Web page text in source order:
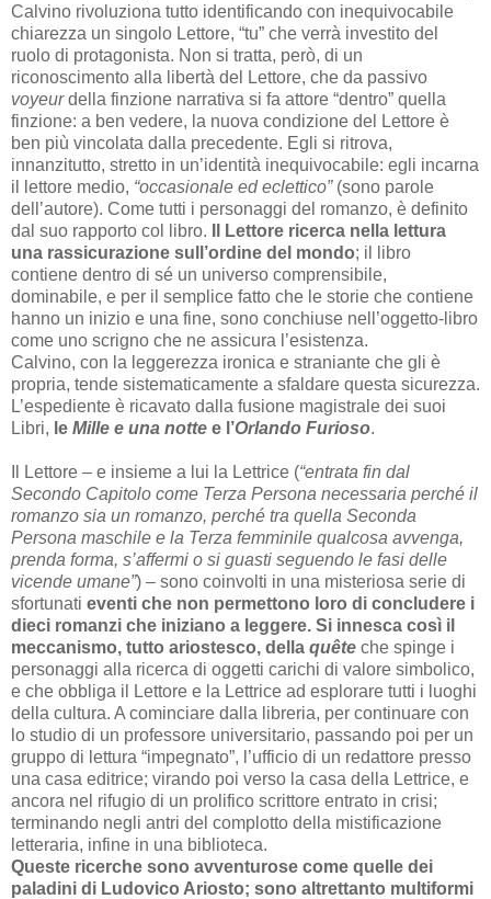
Calvino rivoluziona tutto identificando con inequivocabile
chiarezza un singolo Lettore, “tu” che verrà investito del
ruolo di protagonista. Non si tratta, però, di un
riconoscimento alla libertà del Lettore, che da passivo
voyeurdella finzione narrativa si fa attore “dentro” quella
finzione: a ben vedere, la nuova condizione del Lettore è
ben più vincolata dalla precedente. Egli si ritrova,
innanzitutto, stretto in un’identità inequivocabile: egli incarna
il lettore medio, “occasionale ed eclettico”(sono parole
dell’autore). Come tutti i personaggi del romanzo, è definito
dal suo rapporto col libro.
Il Lettore ricerca nella lettura
una rassicurazione sull’ordine del mondo; il libro
contiene dentro di sé un universo comprensibile,
dominabile, e per il semplice fatto che le storie che contiene
hanno un inizio e una fine, sono conchiuse nell’oggetto-libro
come uno scrigno che ne assicura l’esistenza.
Calvino, con la leggerezza ironica e straniante che gli è
propria, tende sistematicamente a sfaldare questa sicurezza.
L’espediente è ricavato dalla fusione magistrale dei suoi
Libri, le Mille e una notte e l’Orlando Furioso.
Il Lettore – e insieme a lui la Lettrice (“entrata fin dal
Secondo Capitolo come Terza Persona necessaria perché il
romanzo sia un ro­manzo, perché tra quella Seconda
Persona maschile e la Terza femminile qualcosa avvenga,
prenda forma, s’af­fermi o si guasti seguendo le fasi delle
vicende umane”) – sono coinvolti in una misteriosa serie di
sfortunati eventi che non permettono loro di concludere i
dieci romanzi che iniziano a leggere. Si innesca così il
meccanismo, tutto ariostesco, della quête che spinge i
personaggi alla ricerca di oggetti carichi di valore simbolico,
e che obbliga il Lettore e la Lettrice ad esplorare tutti i luoghi
della cultura. A cominciare dalla libreria, per continuare con
lo studio di un professore universitario, passando poi per un
gruppo di lettura “impegnato”, l’ufficio di un redattore presso
una casa editrice; virando poi verso la casa della Lettrice, e
ancora nel rifugio di un prolifico scrittore entrato in crisi;
terminando negli antri del complotto della mistificazione
letteraria, infine in una biblioteca.
Queste ricerche sono avventurose come quelle dei
paladini di Ludovico Ariosto; sono altrettanto multiformi